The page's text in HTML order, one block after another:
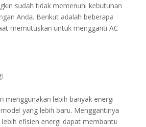
sudah tidak memenuhi kebutuhan
Anda. Berikut adalah beberapa
memutuskan untuk mengganti AC
menggunakan lebih banyak energi
yang lebih baru. Menggantinya
lebih efisien energi dapat membantu